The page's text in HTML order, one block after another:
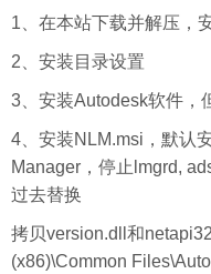
1、在本站下载并解压，
2、安装目录设置
3、安装Autodesk软件，
4、安装NLM.msi，默认
Manager，停止lmgrd,
过去替换
拷贝version.dll和
(x86)\Common